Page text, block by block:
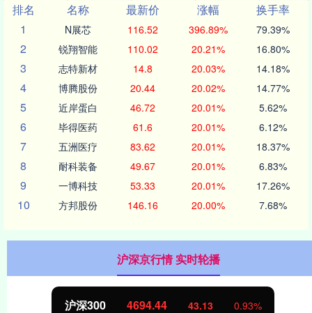
排名
名称 最新价 涨幅
换手率
1
N展芯 116.52 396.89% 79.39%
2 锐翔智能 110.02 20.21% 16.80%
3 志特新材 14.8 20.03% 14.18%
4 博腾股份 20.44 20.02% 14.77%
5 近岸蛋白 46.72 20.01% 5.62%
6 毕得医药 61.6 20.01% 6.12%
7 五洲医疗 83.62 20.01% 18.37%
8 耐科装备 49.67 20.01% 6.83%
9 一博科技 53.33 20.01% 17.26%
10 方邦股份 146.16 20.00% 7.68%
沪深京行情 实时轮播
沪深300 4694.44 43.13 0.93%